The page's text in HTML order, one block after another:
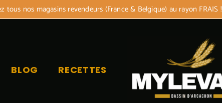
tous nos magasins revendeurs (France & Belgique) au rayon FRAIS !
BLOG RECETTES